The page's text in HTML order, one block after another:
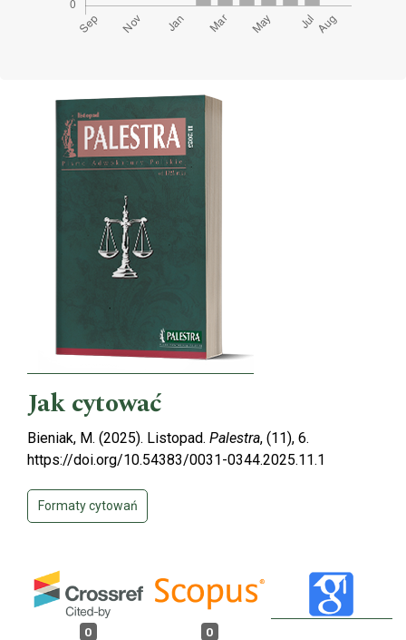
Cover image
Jak cytować
Bieniak, M. (2025). Listopad. Palestra, (11), 6.
https://doi.org/10.54383/0031-0344.2025.11.1
Formaty cytowań
0 0